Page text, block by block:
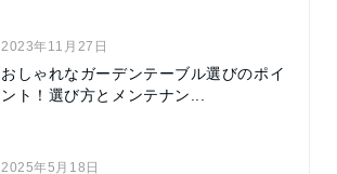
2023年11月27日
おしゃれなガーデンテーブル選びのポイ
ント！選び方とメンテナン...
2025年5月18日